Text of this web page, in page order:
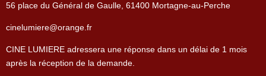
56 place du Général de Gaulle, 61400 Mortagne-au-Perche
cinelumiere@orange.fr
CINE LUMIERE adressera une réponse dans un délai de 1 mois
après la réception de la demande.